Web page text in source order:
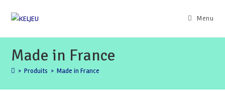
Menu
Made in France
> Produits > Made in France